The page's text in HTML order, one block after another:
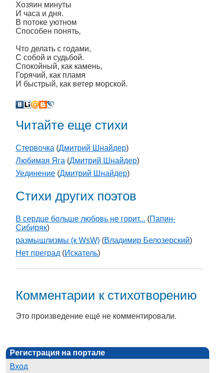
Хозяин минуты
И часа и дня.
В потоке уютном
Способен понять,
Что делать с годами,
С собой и судьбой.
Спокойный, как камень,
Горячий, как пламя
И быстрый, как ветер морской.
Читайте еще стихи
Стервочка (Дмитрий Шнайдер)
Любимая Яга (Дмитрий Шнайдер)
Уединение (Дмитрий Шнайдер)
Стихи других поэтов
В сердце больше любовь не горит... (Папин-
Сибиряк)
размышлизмы (к WsW) (Владимир Белозерский)
Нет преград (Искатель)
Комментарии к стихотворению
Это произведение ещё не комментировали.
Регистрация на портале
Вход